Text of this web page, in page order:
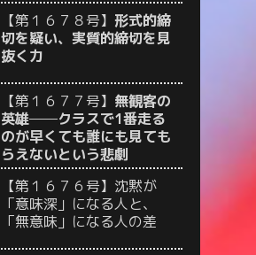
【第１６７８号】 形式的締
切を疑い、実質的締切を見
抜く力
【第１６７７号】 無観客の
英雄──クラスで1番走る
のが早くても誰にも見ても
らえないという悲劇
【第１６７６号】沈黙が
「意味深」になる人と、
「無意味」になる人の差